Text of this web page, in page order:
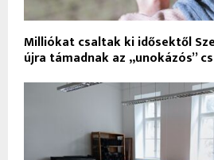
Milliókat csaltak ki idősektől
újra támadnak az „unokázós”